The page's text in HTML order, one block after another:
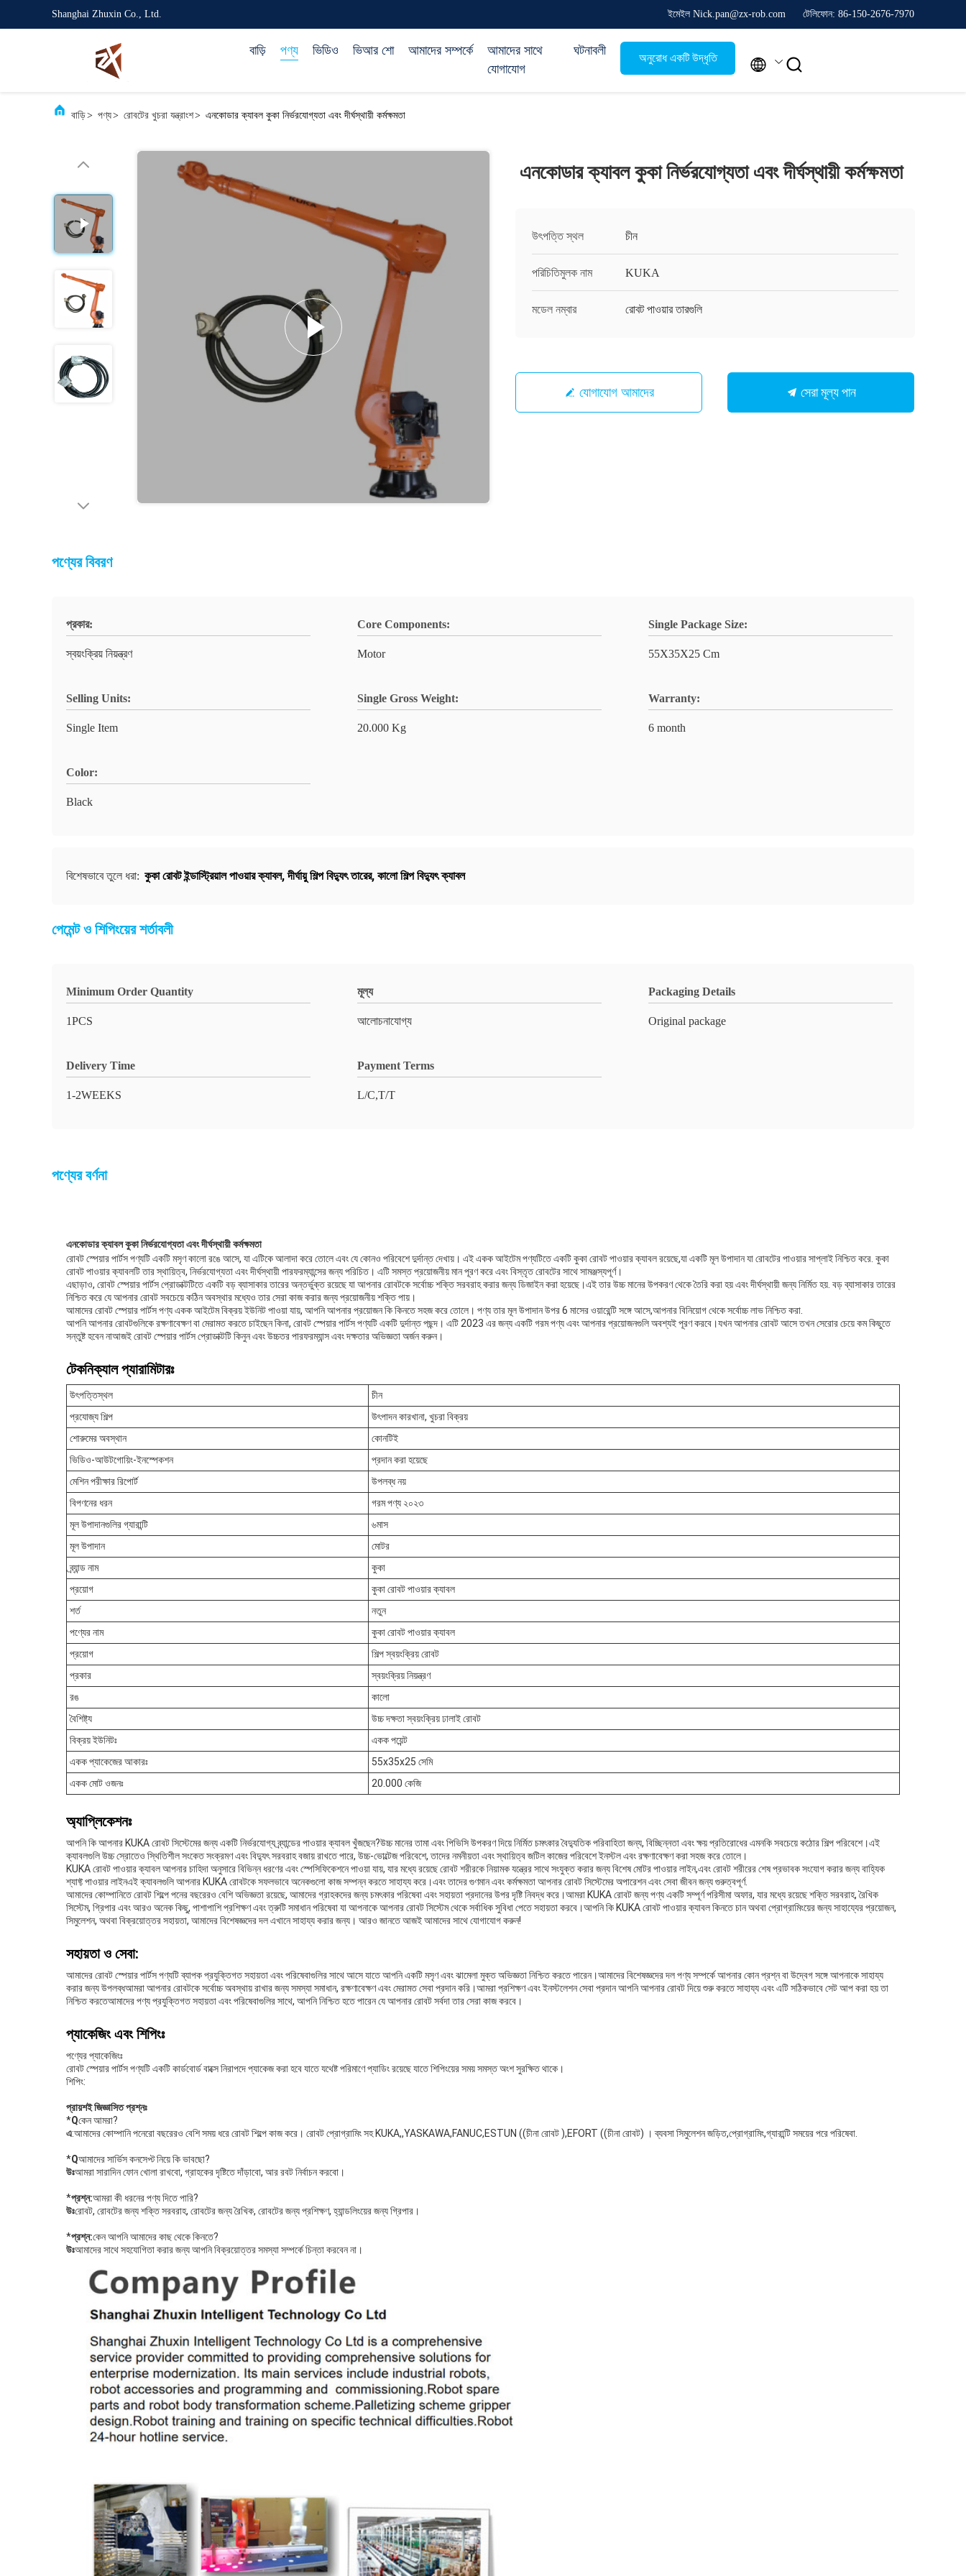
Shanghai Zhuxin Co., Ltd. ইমেইল Nick.pan@zx-rob.com টেলিফোন: 86-150-2676-7970
বাড়ি পণ্য ভিডিও ভিআর শো আমাদের সম্পর্কে
আমাদের সাথে
যোগাযোগ
ঘটনাবলী
অনুরোধ একটি উদ্ধৃতি  
বাড়ি> পণ্য> রোবটের খুচরা যন্ত্রাংশ> এনকোডার ক্যাবল কুকা নির্ভরযোগ্যতা এবং দীর্ঘস্থায়ী কর্মক্ষমতা
এনকোডার ক্যাবল কুকা নির্ভরযোগ্যতা এবং দীর্ঘস্থায়ী কর্মক্ষমতা
উৎপত্তি স্থল চীন
পরিচিতিমুলক নাম KUKA
মডেল নম্বার রোবট পাওয়ার তারগুলি
যোগাযোগ আমাদের সেরা মূল্য পান
পণ্যের বিবরণ
প্রকার:
স্বয়ংক্রিয় নিয়ন্ত্রণ
Core Components:
Motor
Single Package Size:
55X35X25 Cm
Selling Units:
Single Item
Single Gross Weight:
20.000 Kg
Warranty:
6 month
Color:
Black
বিশেষভাবে তুলে ধরা: কুকা রোবট ইন্ডাস্ট্রিয়াল পাওয়ার ক্যাবল,দীর্ঘায়ু শিল্প বিদ্যুৎ তারের, কালো শিল্প বিদ্যুৎ ক্যাবল
পেমেন্ট ও শিপিংয়ের শর্তাবলী
Minimum Order Quantity
1PCS
মূল্য
আলোচনাযোগ্য
Packaging Details
Original package
Delivery Time
1-2WEEKS
Payment Terms
L/C,T/T
পণ্যের বর্ণনা
এনকোডার ক্যাবল কুকা নির্ভরযোগ্যতা এবং দীর্ঘস্থায়ী কর্মক্ষমতা
রোবট স্পেয়ার পার্টস পণ্যটি একটি মসৃণ কালো রঙে আসে, যা এটিকে আলাদা করে তোলে এবং যে কোনও পরিবেশে দুর্দান্ত দেখায়। এই একক আইটেম পণ্যটিতে একটি কুকা রোবট পাওয়ার ক্যাবল রয়েছে,যা একটি মূল উপাদান যা রোবটের পাওয়ার সাপ্লাই নিশ্চিত করে. কুকা
রোবট পাওয়ার ক্যাবলটি তার স্থায়িত্ব, নির্ভরযোগ্যতা এবং দীর্ঘস্থায়ী পারফরম্যান্সের জন্য পরিচিত। এটি সমস্ত প্রয়োজনীয় মান পূরণ করে এবং বিস্তৃত রোবটের সাথে সামঞ্জস্যপূর্ণ।
এছাড়াও, রোবট স্পেয়ার পার্টস প্রোডাক্টটিতে একটি বড় ব্যাসাকার তারের অন্তর্ভুক্ত রয়েছে যা আপনার রোবটকে সর্বোচ্চ শক্তি সরবরাহ করার জন্য ডিজাইন করা হয়েছে।এই তার উচ্চ মানের উপকরণ থেকে তৈরি করা হয় এবং দীর্ঘস্থায়ী জন্য নির্মিত হয়. বড় ব্যাসাকার তারের
নিশ্চিত করে যে আপনার রোবট সবচেয়ে কঠিন অবস্থার মধ্যেও তার সেরা কাজ করার জন্য প্রয়োজনীয় শক্তি পায়।
আমাদের রোবট স্পেয়ার পার্টস পণ্য একক আইটেম বিক্রয় ইউনিট পাওয়া যায়, আপনি আপনার প্রয়োজন কি কিনতে সহজ করে তোলে। পণ্য তার মূল উপাদান উপর 6 মাসের ওয়ারেন্টি সঙ্গে আসে,আপনার বিনিয়োগ থেকে সর্বোচ্চ লাভ নিশ্চিত করা.
আপনি আপনার রোবটগুলিকে রক্ষণাবেক্ষণ বা মেরামত করতে চাইছেন কিনা, রোবট স্পেয়ার পার্টস পণ্যটি একটি দুর্দান্ত পছন্দ। এটি 2023 এর জন্য একটি গরম পণ্য এবং আপনার প্রয়োজনগুলি অবশ্যই পূরণ করবে।যখন আপনার রোবট আসে তখন সেরাের চেয়ে কম কিছুতে
সন্তুষ্ট হবেন নাআজই রোবট স্পেয়ার পার্টস প্রোডাক্টটি কিনুন এবং উচ্চতর পারফরম্যান্স এবং দক্ষতার অভিজ্ঞতা অর্জন করুন।
টেকনিক্যাল প্যারামিটারঃ
উৎপত্তিস্থল
চীন
প্রযোজ্য শিল্প
উৎপাদন কারখানা, খুচরা বিক্রয়
শোরুমের অবস্থান
কোনটিই
ভিডিও-আউটগোয়িং-ইনস্পেকশন
প্রদান করা হয়েছে
মেশিন পরীক্ষার রিপোর্ট
উপলব্ধ নয়
বিপণনের ধরন
গরম পণ্য ২০২৩
মূল উপাদানগুলির গ্যারান্টি
৬মাস
মূল উপাদান
মোটর
ব্র্যান্ড নাম
কুকা
প্রয়োগ
কুকা রোবট পাওয়ার ক্যাবল
শর্ত
নতুন
পণ্যের নাম
কুকা রোবট পাওয়ার ক্যাবল
প্রয়োগ
শিল্প স্বয়ংক্রিয় রোবট
প্রকার
স্বয়ংক্রিয় নিয়ন্ত্রণ
রঙ
কালো
বৈশিষ্ট্য
উচ্চ দক্ষতা স্বয়ংক্রিয় ঢালাই রোবট
বিক্রয় ইউনিটঃ
একক পয়েন্ট
একক প্যাকেজের আকারঃ
55x35x25 সেমি
একক মোট ওজনঃ
20.000 কেজি
অ্যাপ্লিকেশনঃ
আপনি কি আপনার KUKA রোবট সিস্টেমের জন্য একটি নির্ভরযোগ্য ব্র্যান্ডের পাওয়ার ক্যাবল খুঁজছেন?উচ্চ মানের তামা এবং পিভিসি উপকরণ দিয়ে নির্মিত চমৎকার বৈদ্যুতিক পরিবাহিতা জন্য, বিচ্ছিন্নতা এবং ক্ষয় প্রতিরোধের এমনকি সবচেয়ে কঠোর শিল্প পরিবেশে।এই
ক্যাবলগুলি উচ্চ স্রোতেও স্থিতিশীল সংকেত সংক্রমণ এবং বিদ্যুৎ সরবরাহ বজায় রাখতে পারে, উচ্চ-ভোল্টেজ পরিবেশে, তাদের নমনীয়তা এবং স্থায়িত্ব জটিল কাজের পরিবেশে ইনস্টল এবং রক্ষণাবেক্ষণ করা সহজ করে তোলে।
KUKA রোবট পাওয়ার ক্যাবল আপনার চাহিদা অনুসারে বিভিন্ন ধরণের এবং স্পেসিফিকেশনে পাওয়া যায়, যার মধ্যে রয়েছে রোবট শরীরকে নিয়ামক যন্ত্রের সাথে সংযুক্ত করার জন্য বিশেষ মোটর পাওয়ার লাইন,এবং রোবট শরীরের শেষ প্রভাবক সংযোগ করার জন্য বাহ্যিক
শ্যাফ্ট পাওয়ার লাইনএই ক্যাবলগুলি আপনার KUKA রোবটকে সফলভাবে অনেকগুলো কাজ সম্পন্ন করতে সাহায্য করে।এবং তাদের গুণমান এবং কর্মক্ষমতা আপনার রোবট সিস্টেমের অপারেশন এবং সেবা জীবন জন্য গুরুত্বপূর্ণ.
আমাদের কোম্পানিতে রোবট শিল্পে পনের বছরেরও বেশি অভিজ্ঞতা রয়েছে, আমাদের গ্রাহকদের জন্য চমৎকার পরিষেবা এবং সহায়তা প্রদানের উপর দৃষ্টি নিবদ্ধ করে।আমরা KUKA রোবট জন্য পণ্য একটি সম্পূর্ণ পরিসীমা অফার, যার মধ্যে রয়েছে শক্তি সরবরাহ, রৈখিক
সিস্টেম, গ্রিপার এবং আরও অনেক কিছু, পাশাপাশি প্রশিক্ষণ এবং ত্রুটি সমাধান পরিষেবা যা আপনাকে আপনার রোবট সিস্টেম থেকে সর্বাধিক সুবিধা পেতে সহায়তা করবে।আপনি কি KUKA রোবট পাওয়ার ক্যাবল কিনতে চান অথবা প্রোগ্রামিংয়ের জন্য সাহায্যের প্রয়োজন,
সিমুলেশন, অথবা বিক্রয়োত্তর সহায়তা, আমাদের বিশেষজ্ঞদের দল এখানে সাহায্য করার জন্য। আরও জানতে আজই আমাদের সাথে যোগাযোগ করুন!
সহায়তা ও সেবা:
আমাদের রোবট স্পেয়ার পার্টস পণ্যটি ব্যাপক প্রযুক্তিগত সহায়তা এবং পরিষেবাগুলির সাথে আসে যাতে আপনি একটি মসৃণ এবং ঝামেলা মুক্ত অভিজ্ঞতা নিশ্চিত করতে পারেন।আমাদের বিশেষজ্ঞদের দল পণ্য সম্পর্কে আপনার কোন প্রশ্ন বা উদ্বেগ সঙ্গে আপনাকে সাহায্য
করার জন্য উপলব্ধআমরা আপনার রোবটকে সর্বোচ্চ অবস্থায় রাখার জন্য সমস্যা সমাধান, রক্ষণাবেক্ষণ এবং মেরামত সেবা প্রদান করি।আমরা প্রশিক্ষণ এবং ইনস্টলেশন সেবা প্রদান আপনি আপনার রোবট দিয়ে শুরু করতে সাহায্য এবং এটি সঠিকভাবে সেট আপ করা হয় তা
নিশ্চিত করতেআমাদের পণ্য প্রযুক্তিগত সহায়তা এবং পরিষেবাগুলির সাথে, আপনি নিশ্চিত হতে পারেন যে আপনার রোবট সর্বদা তার সেরা কাজ করবে।
প্যাকেজিং এবং শিপিংঃ
পণ্যের প্যাকেজিংঃ
রোবট স্পেয়ার পার্টস পণ্যটি একটি কার্ডবোর্ড বাক্সে নিরাপদে প্যাকেজ করা হবে যাতে যথেষ্ট পরিমাণে প্যাডিং রয়েছে যাতে শিপিংয়ের সময় সমস্ত অংশ সুরক্ষিত থাকে।
শিপিং:
প্রায়শই জিজ্ঞাসিত প্রশ্নঃ
*Qকেন আমরা?
এ:আমাদের কোম্পানি পনেরো বছরেরও বেশি সময় ধরে রোবট শিল্পে কাজ করে। রোবট প্রোগ্রামিং সহ KUKA,,YASKAWA,FANUC,ESTUN ((চীনা রোবট ),EFORT ((চীনা রোবট) । ব্যবসা সিমুলেশন জড়িত,প্রোগ্রামিং,গ্যারান্টি সময়ের পরে পরিষেবা.
*Qআমাদের সার্ভিস কনসেপ্ট নিয়ে কি ভাবছো?
উঃআমরা সারাদিন ফোন খোলা রাখবো, গ্রাহকের দৃষ্টিতে দাঁড়াবো, আর রবট নির্বাচন করবো।
*প্রশ্ন:আমরা কী ধরনের পণ্য দিতে পারি?
উঃরোবট, রোবটের জন্য শক্তি সরবরাহ, রোবটের জন্য রৈখিক, রোবটের জন্য প্রশিক্ষণ, হ্যান্ডলিংয়ের জন্য গ্রিপার।
*প্রশ্ন:কেন আপনি আমাদের কাছ থেকে কিনতে?
উঃআমাদের সাথে সহযোগিতা করার জন্য আপনি বিক্রয়োত্তর সমস্যা সম্পর্কে চিন্তা করবেন না।